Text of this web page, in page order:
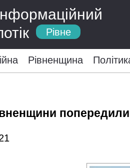
Рівне
Рівненщина